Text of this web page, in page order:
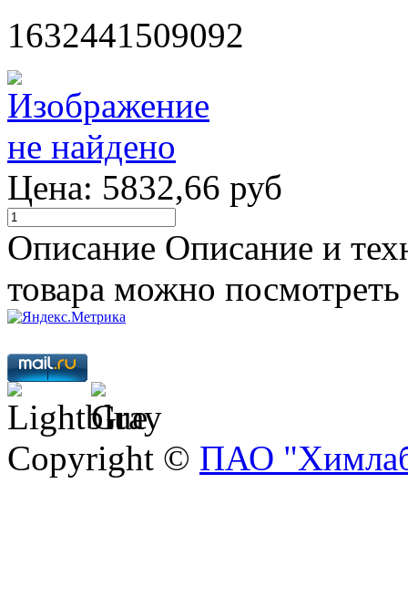
1632441509092
Цена: 5832,66 руб
Описание Описание и
товара можно
Copyright © ПАО